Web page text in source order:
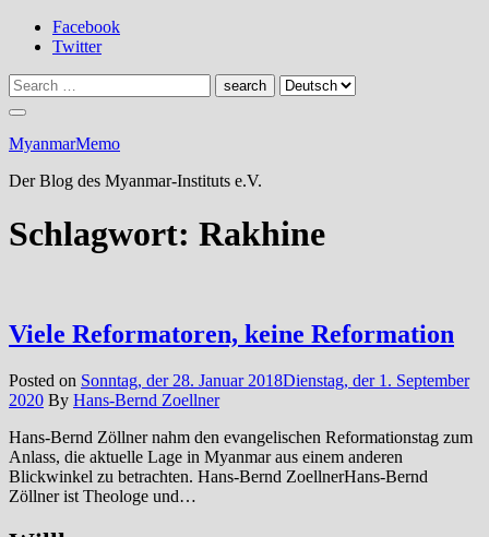
Skip
Facebook
Twitter
MyanmarMemo
Der Blog des Myanmar-Instituts e.V.
Schlagwort: Rakhine
Viele Reformatoren, keine Reformation
Posted on Sonntag, der 28. Januar 2018Dienstag, der 1. September
2020 By Hans-Bernd Zoellner
Hans-Bernd Zöllner nahm den evangelischen Reformationstag zum
Anlass, die aktuelle Lage in Myanmar aus einem anderen
Blickwinkel zu betrachten. Hans-Bernd ZoellnerHans-Bernd
Zöllner ist Theologe und…